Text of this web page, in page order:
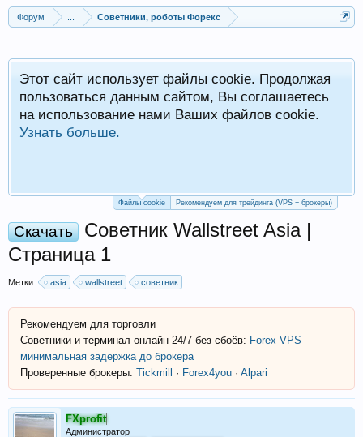
Форум Советники, роботы Форекс
Этот сайт использует файлы cookie. Продолжая
пользоваться данным сайтом, Вы соглашаетесь
на использование нами Ваших файлов cookie.
Узнать больше.
Файлы cookie Рекомендуем для трейдинга (VPS + брокеры)
Скачать
Советник Wallstreet Asia |
Страница 1
Метки: asia wallstreet советник
Рекомендуем для торговли
Советники и терминал онлайн 24/7 без сбоёв: Forex VPS —
минимальная задержка до брокера
Проверенные брокеры: Tickmill · Forex4you · Alpari
FXprofit
Администратор